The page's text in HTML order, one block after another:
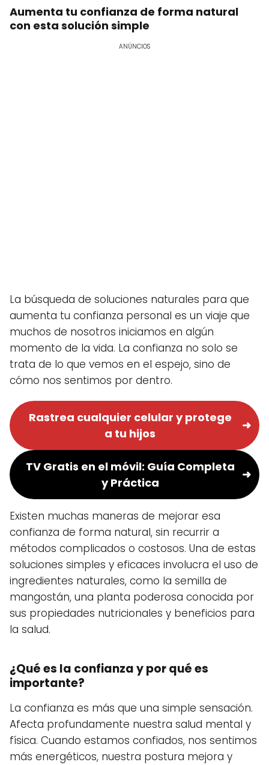
Aumenta tu confianza de forma natural
con esta solución simple
ANÚNCIOS
La búsqueda de soluciones naturales para que
aumenta tu confianza personal es un viaje que
muchos de nosotros iniciamos en algún
momento de la vida. La confianza no solo se
trata de lo que vemos en el espejo, sino de
cómo nos sentimos por dentro.
Rastrea cualquier celular y protege
a tu hijos
TV Gratis en el móvil: Guía Completa
y Práctica
Existen muchas maneras de mejorar esa
confianza de forma natural, sin recurrir a
métodos complicados o costosos. Una de estas
soluciones simples y eficaces involucra el uso de
ingredientes naturales, como la semilla de
mangostán, una planta poderosa conocida por
sus propiedades nutricionales y beneficios para
la salud.
¿Qué es la confianza y por qué es
importante?
La confianza es más que una simple sensación.
Afecta profundamente nuestra salud mental y
física. Cuando estamos confiados, nos sentimos
más energéticos, nuestra postura mejora y